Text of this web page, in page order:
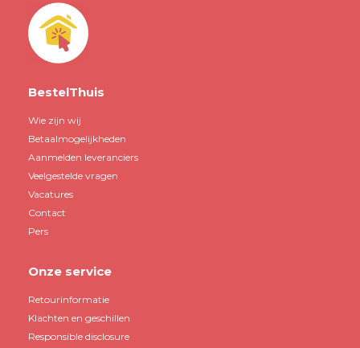
BestelThuis
Wie zijn wij
Betaalmogelijkheden
Aanmelden leveranciers
Veelgestelde vragen
Vacatures
Contact
Pers
Onze service
Retourinformatie
Klachten en geschillen
Responsible disclosure